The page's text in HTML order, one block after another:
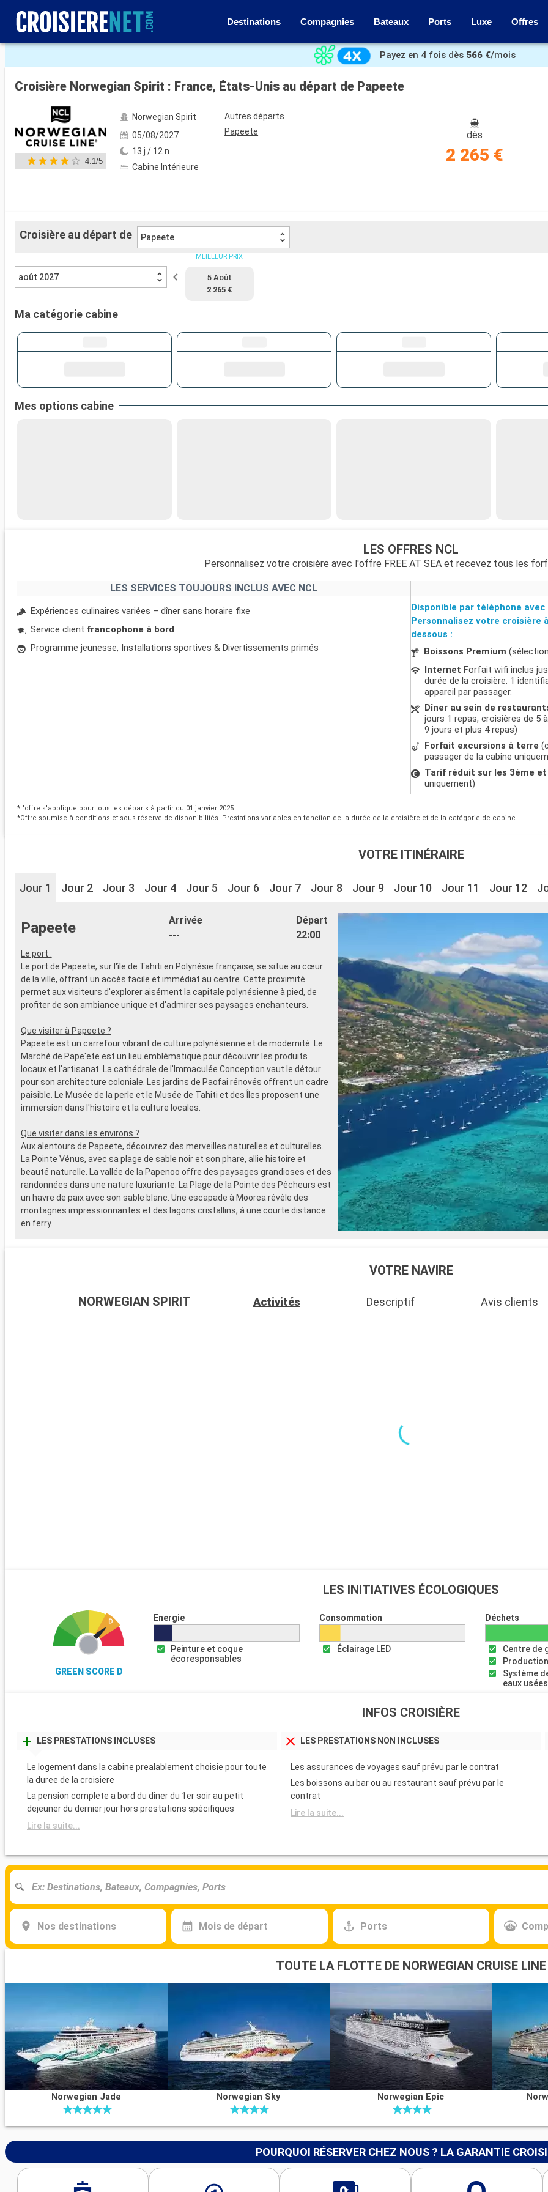
Destinations Compagnies Bateaux Ports Luxe Offres
Voir les 17 autres photos
Payez en 4 fois dès 566 €/mois
Croisière Norwegian Spirit : France, États-Unis au départ de Papeete
4.1/5
Norwegian Spirit
05/08/2027
13 j / 12 n
Cabine Intérieure
Autres départs
Papeete
dès
2 265 €
Croisière au départ de Papeete
août 2027
MEILLEUR PRIX
5 Août
2 265 €
Ma catégorie cabine
Mes options cabine
LES OFFRES NCL
Personnalisez votre croisière avec l'offre FREE AT SEA et recevez tous les
LES SERVICES TOUJOURS INCLUS AVEC NCL
Expériences culinaires variées – dîner sans horaire fixe
Service client francophone à bord
Programme jeunesse, Installations sportives & Divertissements primés
Disponible par téléphone
Personnalisez votre croisière
dessous :
Boissons Premium
Internet Forfait wifi inclus
durée de la croisière. 1
appareil par passager.
Dîner au sein de
jours 1 repas, croisières de 5
9 jours et plus 4 repas)
Forfait excursions à terre
passager de la cabine
Tarif réduit sur les 3ème
uniquement)
*L'offre s'applique pour tous les départs à partir du 01 janvier 2025.
*Offre soumise à conditions et sous réserve de disponibilités. Prestations variables en fonction de la durée de la croisière et de la catégorie de cabine.
VOTRE ITINÉRAIRE
Jour 1 Jour 2 Jour 3 Jour 4 Jour 5 Jour 6 Jour 7 Jour 8 Jour 9 Jour 10 Jour 11 Jour 12
Papeete
Arrivée
---
Départ
22:00
Le port :
Le port de Papeete, sur l'île de Tahiti en Polynésie française, se situe au cœur
de la ville, offrant un accès facile et immédiat au centre. Cette proximité
permet aux visiteurs d'explorer aisément la capitale polynésienne à pied, de
profiter de son ambiance unique et d'admirer ses paysages enchanteurs.
Que visiter à Papeete ?
Papeete est un carrefour vibrant de culture polynésienne et de modernité. Le
Marché de Pape'ete est un lieu emblématique pour découvrir les produits
locaux et l'artisanat. La cathédrale de l'Immaculée Conception vaut le détour
pour son architecture coloniale. Les jardins de Paofai rénovés offrent un cadre
paisible. Le Musée de la perle et le Musée de Tahiti et des Îles proposent une
immersion dans l'histoire et la culture locales.
Que visiter dans les environs ?
Aux alentours de Papeete, découvrez des merveilles naturelles et culturelles.
La Pointe Vénus, avec sa plage de sable noir et son phare, allie histoire et
beauté naturelle. La vallée de la Papenoo offre des paysages grandioses et des
randonnées dans une nature luxuriante. La Plage de la Pointe des Pêcheurs est
un havre de paix avec son sable blanc. Une escapade à Moorea révèle des
montagnes impressionnantes et des lagons cristallins, à une courte distance
en ferry.
VOTRE NAVIRE
NORWEGIAN SPIRIT Activités Descriptif Avis clients
LES INITIATIVES ÉCOLOGIQUES
GREEN SCORE D
Energie
Peinture et coque
écoresponsables
Consommation
Éclairage LED
Déchets
Centre de
Système
eaux usées
INFOS CROISIÈRE
LES PRESTATIONS INCLUSES
Le logement dans la cabine prealablement choisie pour toute
la duree de la croisiere
La pension complete a bord du diner du 1er soir au petit
dejeuner du dernier jour hors prestations spécifiques
Lire la suite...
LES PRESTATIONS NON INCLUSES
Les assurances de voyages sauf prévu par le contrat
Les boissons au bar ou au restaurant sauf prévu par le
contrat
Lire la suite...
Nos destinations Mois de départ Ports
TOUTE LA FLOTTE DE NORWEGIAN CRUISE LINE
Norwegian Jade Norwegian Sky Norwegian Epic
POURQUOI RÉSERVER CHEZ NOUS ? LA GARANTIE